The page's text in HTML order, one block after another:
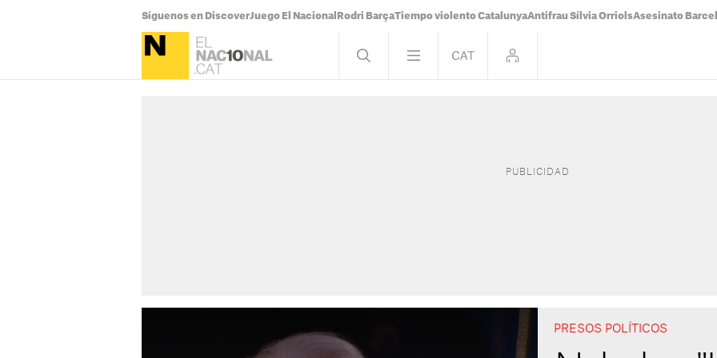
Síguenos en DiscoverJuego El Nacional Rodri BarçaTiempo violento CatalunyaAntifrau Sílvia OrriolsAsesinato
PRESOS POLÍTICOS